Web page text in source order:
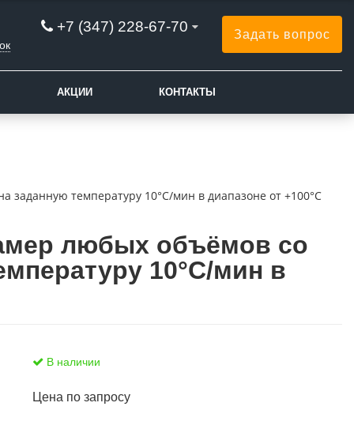
+7 (347) 228-67-70 Задать вопрос
АКЦИИ КОНТАКТЫ
заданную температуру 10°С/мин в диапазоне от +100°С
любых объёмов со
10°С/мин в
В наличии
Цена по запросу